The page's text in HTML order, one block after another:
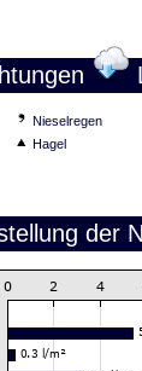
Nieselregen
Hagel
der